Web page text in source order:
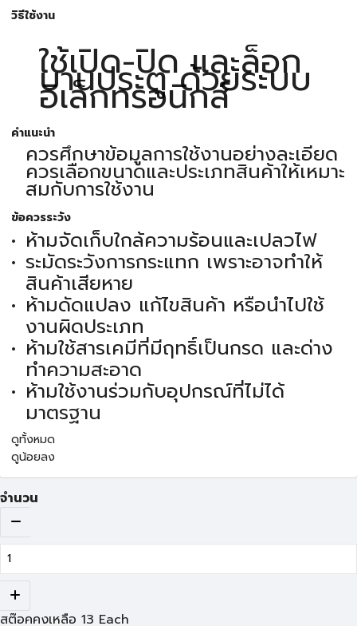
วิธีใช้งาน
ใช้เปิด-ปิด และล็อก
บานประตู ด้วยระบบ
อิเล็กทรอนิกส์
คำแนะนำ
ควรศึกษาข้อมูลการใช้งานอย่างละเอียด
ควรเลือกขนาดและประเภทสินค้าให้เหมาะ
สมกับการใช้งาน
ข้อควรระวัง
ห้ามจัดเก็บใกล้ความร้อนและเปลวไฟ
ระมัดระวังการกระแทก เพราะอาจทำให้
สินค้าเสียหาย
ห้ามดัดแปลง แก้ไขสินค้า หรือนำไปใช้
งานผิดประเภท
ห้ามใช้สารเคมีที่มีฤทธิ์เป็นกรด และด่าง
ทำความสะอาด
ห้ามใช้งานร่วมกับอุปกรณ์ที่ไม่ได้
มาตรฐาน
ดูทั้งหมด
ดูน้อยลง
จำนวน
สต๊อคคงเหลือ 13 Each